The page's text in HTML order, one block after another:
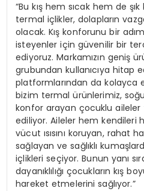
“Bu kış hem sıcak hem de
termal içlikler, dolapların
olacak. Kış konforunu bir
isteyenler için güvenilir bir
ediyoruz. Markamızın geniş
grubundan kullanıcıya hitap
platformlarından da kolayca
bizim termal ürünlerimiz,
konfor arayan çocuklu aileler
ediliyor. Aileler hem kendileri
vücut ısısını koruyan, rahat
sağlayan ve sağlıklı
içlikleri seçiyor. Bunun yanı
dayanıklılığı çocukların kış
hareket etmelerini sağlıyor.”